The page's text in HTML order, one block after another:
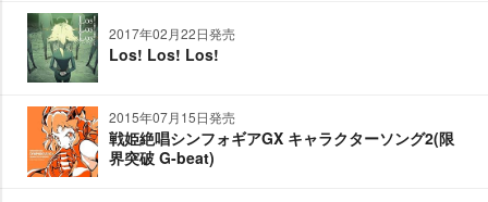
2017年02月22日発売
Los! Los! Los!
2015年07月15日発売
戦姫絶唱シンフォギアGX キャラクターソング2(限
界突破 G-beat)